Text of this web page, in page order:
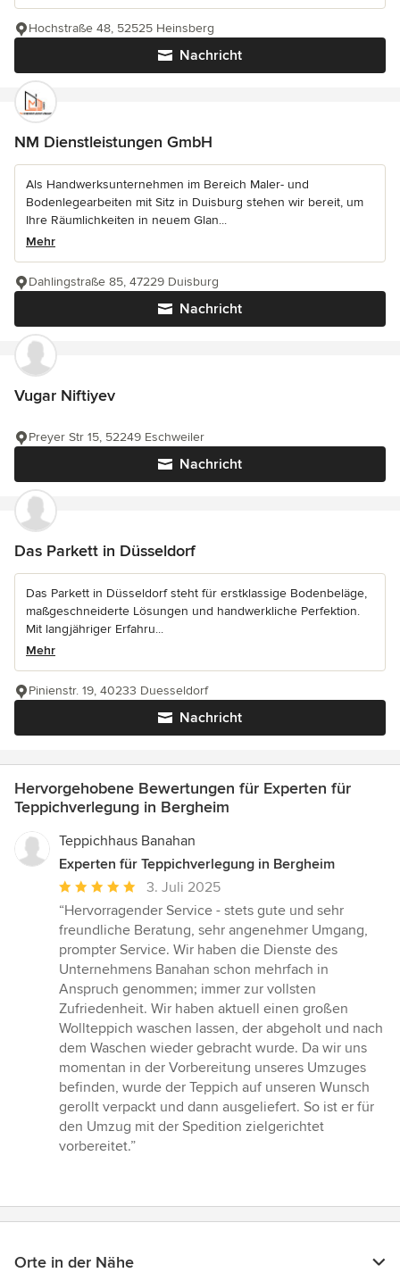
Nachricht
Hochstraße 48, 52525 Heinsberg
NM Dienstleistungen GmbH
Als Handwerksunternehmen im Bereich Maler- und
Bodenlegearbeiten mit Sitz in Duisburg stehen wir bereit, um
Ihre Räumlichkeiten in neuem Glan...
Mehr
Nachricht
Dahlingstraße 85, 47229 Duisburg
Vugar Niftiyev
Nachricht
Preyer Str 15, 52249 Eschweiler
Das Parkett in Düsseldorf
Das Parkett in Düsseldorf steht für erstklassige Bodenbeläge,
maßgeschneiderte Lösungen und handwerkliche Perfektion.
Mit langjähriger Erfahru...
Mehr
Nachricht
Pinienstr. 19, 40233 Duesseldorf
Hervorgehobene Bewertungen für Experten für
Teppichverlegung in Bergheim
Teppichhaus Banahan
Experten für Teppichverlegung in Bergheim
Durchschnittliche
Bewertung:
5
von
5
Sternen
3. Juli 2025
“Hervorragender Service - stets gute und sehr
freundliche Beratung, sehr angenehmer Umgang,
prompter Service. Wir haben die Dienste des
Unternehmens Banahan schon mehrfach in
Anspruch genommen; immer zur vollsten
Zufriedenheit. Wir haben aktuell einen großen
Wollteppich waschen lassen, der abgeholt und nach
dem Waschen wieder gebracht wurde. Da wir uns
momentan in der Vorbereitung unseres Umzuges
befinden, wurde der Teppich auf unseren Wunsch
gerollt verpackt und dann ausgeliefert. So ist er für
den Umzug mit der Spedition zielgerichtet
vorbereitet.”
Orte in der Nähe